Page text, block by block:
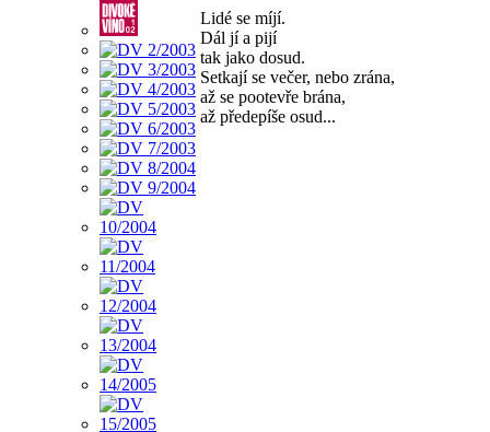
Lidé se míjí.
Dál jí a pijí
tak jako dosud.
Setkají se večer, nebo zrána,
až se pootevře brána,
až předepíše osud...